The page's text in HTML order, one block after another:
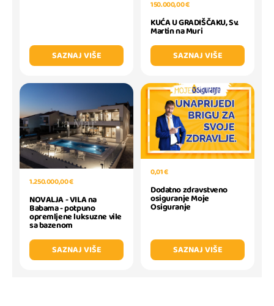
SAZNAJ VIŠE
150.000,00 €
KUĆA U GRADIŠČAKU, Sv.
Martin na Muri
SAZNAJ VIŠE
1.250.000,00 €
NOVALJA - VILA na
Babama - potpuno
opremljene luksuzne vile
sa bazenom
SAZNAJ VIŠE
0,01 €
Dodatno zdravstveno
osiguranje Moje
Osiguranje
SAZNAJ VIŠE